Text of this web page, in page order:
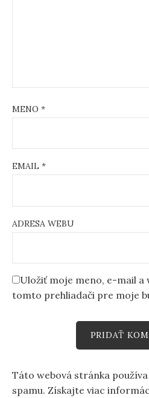
MENO *
EMAIL *
ADRESA WEBU
Uložiť moje meno, e-mail a
tomto prehliadači pre moje
Táto webová stránka
spamu. Získajte viac